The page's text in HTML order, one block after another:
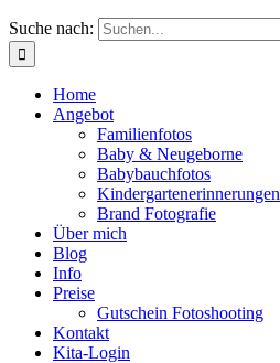
Suche nach:
Home
Angebot
Familienfotos
Baby & Neugeborne
Babybauchfotos
Kindergartenerinnerungen
Brand Fotografie
Über mich
Blog
Info
Preise
Gutschein Fotoshooting
Kontakt
Kita-Login